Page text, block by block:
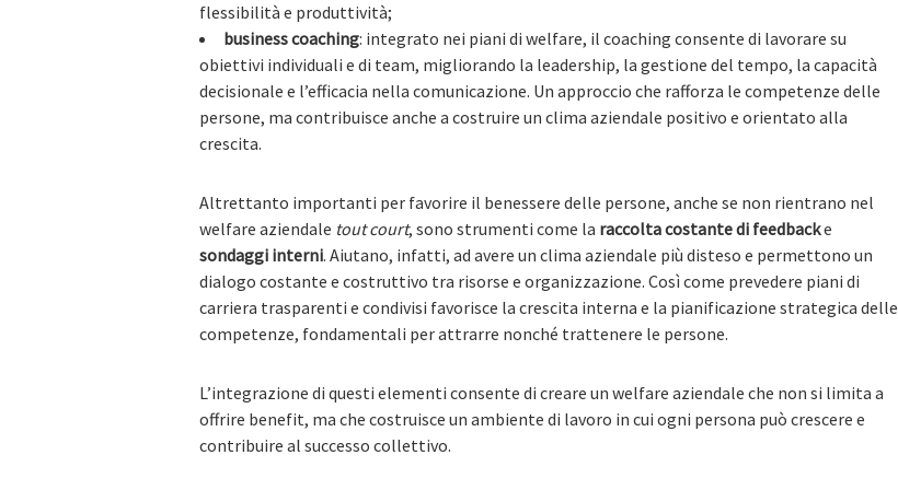
flessibilità e produttività;
business coaching: integrato nei piani di welfare, il coaching consente di lavorare su
obiettivi individuali e di team, migliorando la leadership, la gestione del tempo, la capacità
decisionale e l’efficacia nella comunicazione. Un approccio che rafforza le competenze delle
persone, ma contribuisce anche a costruire un clima aziendale positivo e orientato alla
crescita.
Altrettanto importanti per favorire il benessere delle persone, anche se non rientrano nel
welfare aziendale tout court, sono strumenti come la raccolta costante di feedbacke
sondaggi interni. Aiutano, infatti, ad avere un clima aziendale più disteso e permettono un
dialogo costante e costruttivo tra risorse e organizzazione. Così come prevedere piani di
carriera trasparenti e condivisi favorisce la crescita interna e la pianificazione strategica delle
competenze, fondamentali per attrarre nonché trattenere le persone.
L’integrazione di questi elementi consente di creare un welfare aziendale che non si limita a
offrire benefit, ma che costruisce un ambiente di lavoro in cui ogni persona può crescere e
contribuire al successo collettivo.